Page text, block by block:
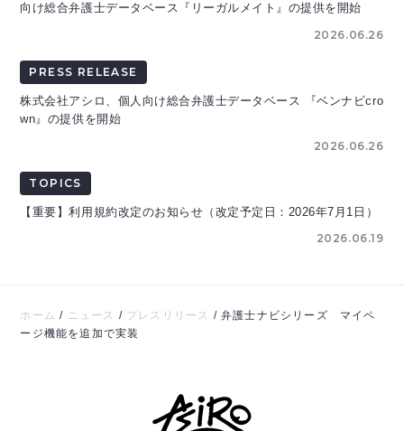
向け総合弁護士データベース『リーガルメイト』の提供を開始
2026.06.26
PRESS RELEASE
株式会社アシロ、個人向け総合弁護士データベース 『ベンナビcro
wn』の提供を開始
2026.06.26
TOPICS
【重要】利用規約改定のお知らせ（改定予定日：2026年7月1日）
2026.06.19
ホーム / ニュース / プレスリリース /弁護士ナビシリーズ マイペ
ージ機能を追加で実装